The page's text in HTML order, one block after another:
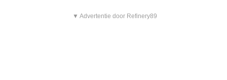
▼ Advertentie door Refinery89